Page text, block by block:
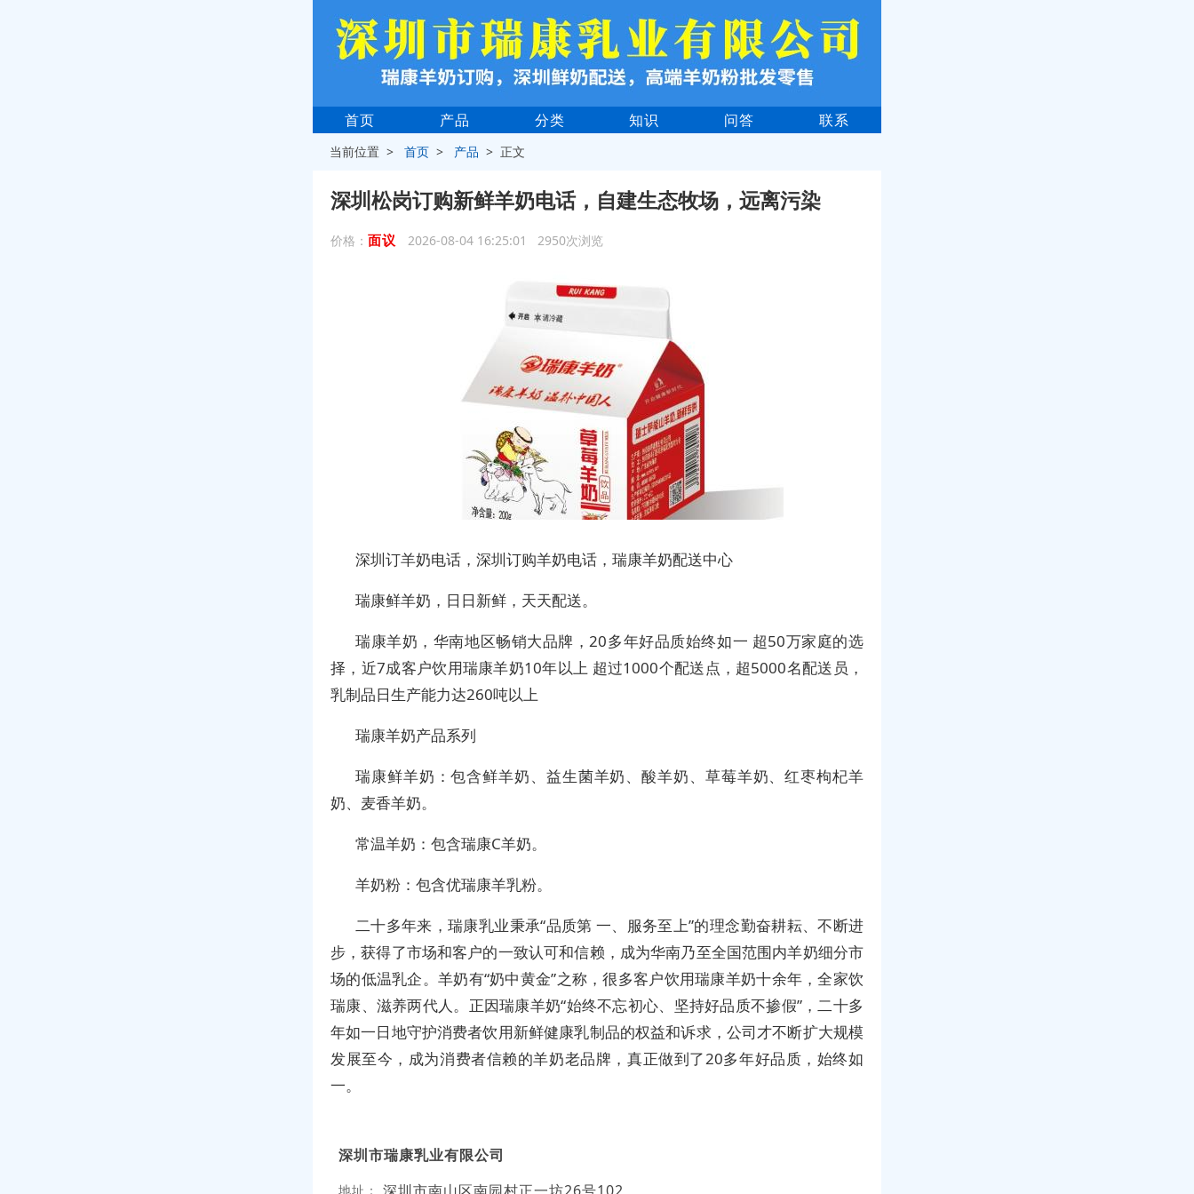
首页 产品 分类 知识 问答 联系
当前位置 >首页 > 产品 > 正文
深圳松岗订购新鲜羊奶电话，自建生态牧场，远离污染
价格： 面议 2026-08-04 16:25:01 2950次浏览
深圳订羊奶电话，深圳订购羊奶电话，瑞康羊奶配送中心
瑞康鲜羊奶，日日新鲜，天天配送。
瑞康羊奶，华南地区畅销大品牌，20多年好品质始终如一 超50万家庭的选
择，近7成客户饮用瑞康羊奶10年以上 超过1000个配送点，超5000名配送员，
乳制品日生产能力达260吨以上
瑞康羊奶产品系列
瑞康鲜羊奶：包含鲜羊奶、益生菌羊奶、酸羊奶、草莓羊奶、红枣枸杞羊
奶、麦香羊奶。
常温羊奶：包含瑞康C羊奶。
羊奶粉：包含优瑞康羊乳粉。
二十多年来，瑞康乳业秉承“品质第 一、服务至上”的理念勤奋耕耘、不断进
步，获得了市场和客户的一致认可和信赖，成为华南乃至全国范围内羊奶细分市
场的低温乳企。羊奶有“奶中黄金”之称，很多客户饮用瑞康羊奶十余年，全家饮
瑞康、滋养两代人。正因瑞康羊奶“始终不忘初心、坚持好品质不掺假”，二十多
年如一日地守护消费者饮用新鲜健康乳制品的权益和诉求，公司才不断扩大规模
发展至今，成为消费者信赖的羊奶老品牌，真正做到了20多年好品质，始终如
一。
深圳市瑞康乳业有限公司
地址：